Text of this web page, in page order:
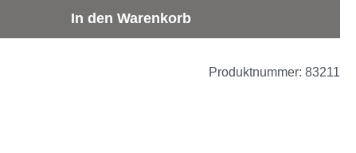
den gewünschten Wert ein oder
In den Warenkorb
Produktnummer: 83211